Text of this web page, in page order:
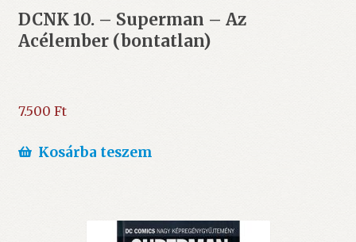
DCNK 10. – Superman – Az
Acélember (bontatlan)
7.500 Ft
Kosárba teszem